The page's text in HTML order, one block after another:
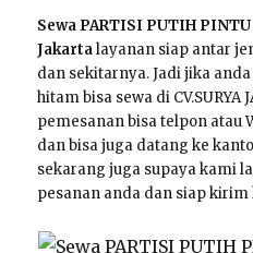
Sewa PARTISI PUTIH
Jakartalayanan siap antar
dan sekitarnya. Jadi jika
hitam bisa sewa di CV.SURYA
pemesanan bisa telpon atau
dan bisa juga datang ke
sekarang juga supaya kami
pesanan anda dan siap kirim